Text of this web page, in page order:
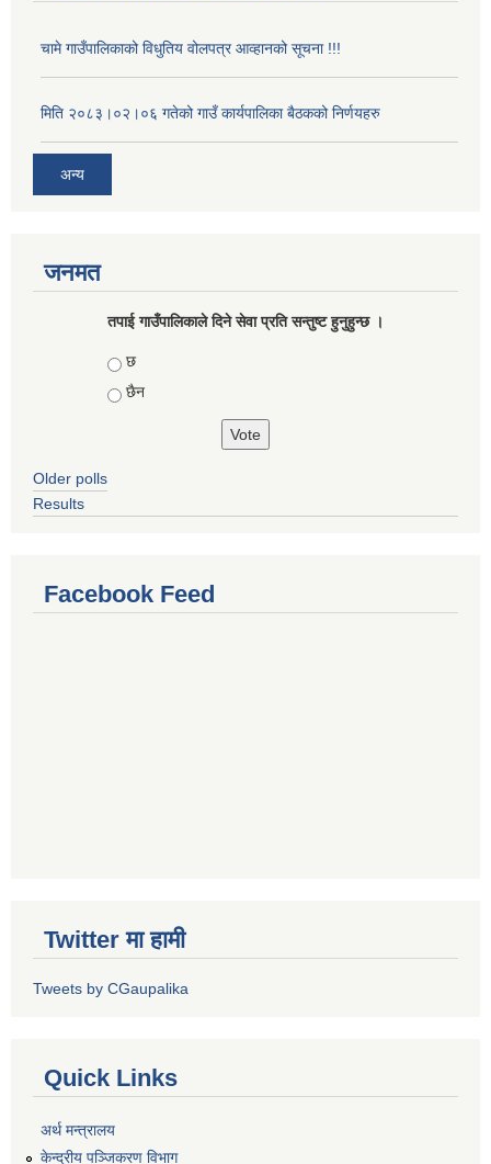
चामे गाउँपालिकाको विधुतिय वोलपत्र आव्हानको सूचना !!!
मिति २०८३।०२।०६ गतेको गाउँ कार्यपालिका बैठकको निर्णयहरु
अन्य
जनमत
तपाई गाउँपालिकाले दिने सेवा प्रति सन्तुष्ट हुनुहुन्छ ।
Choices
छ
छैन
Older polls
Results
Facebook Feed
Twitter मा हामी
Tweets by CGaupalika
Quick Links
अर्थ मन्त्रालय
केन्द्रीय पञ्जिकरण विभाग